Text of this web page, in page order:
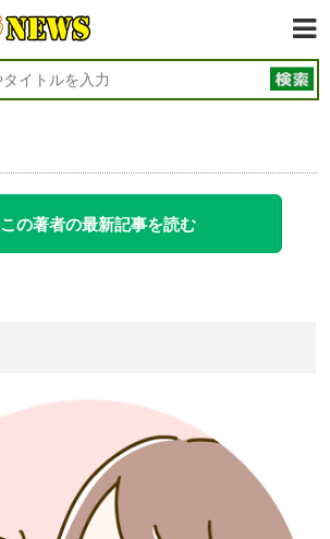
この著者の最新記事を読む